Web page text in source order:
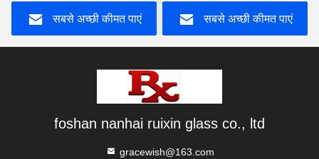
सबसे अच्छी कीमत पाएं सबसे अच्छी कीमत पाएं
foshan nanhai ruixin glass co., ltd
gracewish@163.com